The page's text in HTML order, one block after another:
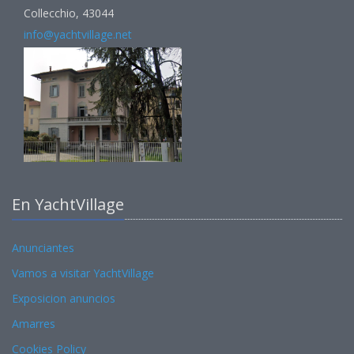
Collecchio, 43044
info@yachtvillage.net
En YachtVillage
Anunciantes
Vamos a visitar YachtVillage
Exposicion anuncios
Amarres
Cookies Policy